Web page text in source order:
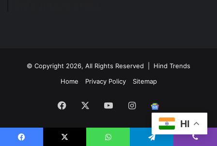
© Copyright 2026, All Rights Reserved | Hind Trends
Home
Privacy Policy Sitemap
Facebook YouTubeInstagram
News
HI